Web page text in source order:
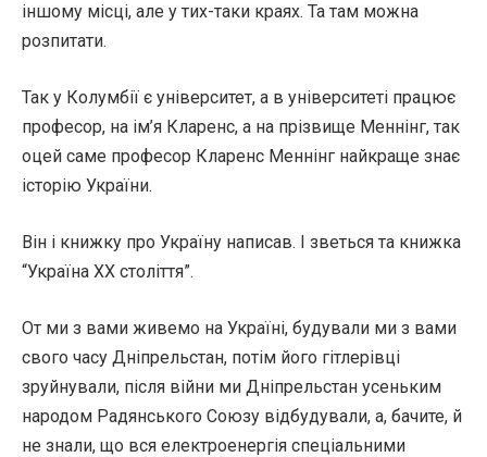
іншому місці, але у тих-таки краях. Та там можна
розпитати.
Так у Колумбії є університет, а в університеті працює
професор, на ім’я Кларенс, а на прізвище Меннінг, так
оцей саме професор Кларенс Меннінг найкраще знає
історію України.
Він і книжку про Україну написав. І зветься та книжка
“Україна XX століття”.
От ми з вами живемо на Україні, будували ми з вами
свого часу Дніпрельстан, потім його гітлерівці
зруйнували, після війни ми Дніпрельстан усеньким
народом Радянського Союзу відбудували, а, бачите, й
не знали, що вся електроенергія спеціальними